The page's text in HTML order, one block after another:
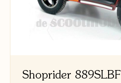
Shoprider 889SLBF